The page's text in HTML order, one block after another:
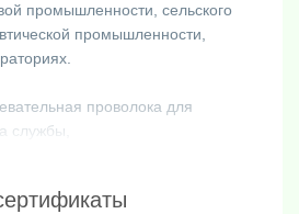
промышленности, сельского
промышленности,
проволока для
службы,
точностью.